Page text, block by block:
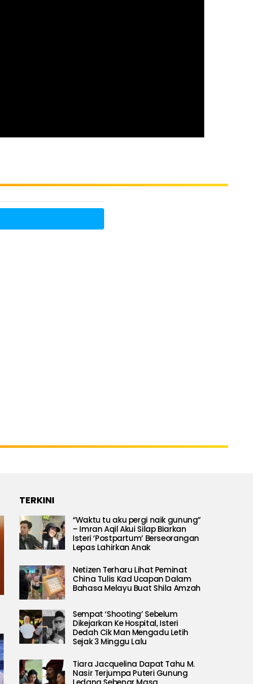
TERKINI
“Waktu tu aku pergi naik gunung”
– Imran Aqil Akui Silap Biarkan
Isteri ‘Postpartum’ Berseorangan
Lepas Lahirkan Anak
Netizen Terharu Lihat Peminat
China Tulis Kad Ucapan Dalam
Bahasa Melayu Buat Shila Amzah
Sempat ‘Shooting’ Sebelum
Dikejarkan Ke Hospital, Isteri
Dedah Cik Man Mengadu Letih
Sejak 3 Minggu Lalu
Tiara Jacquelina Dapat Tahu M.
Nasir Terjumpa Puteri Gunung